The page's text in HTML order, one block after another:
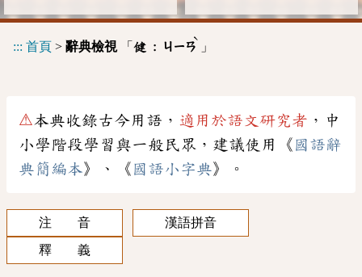
::: 首頁 > 辭典檢視「 健 : ㄐㄧㄢ
ˋ
」
⚠本典收錄古今用語， 適用於語文研究者 ，中
小學階段學習與一般民眾，建議使用《 國語辭
典簡編本》、《 國語小字典》。
注 音
漢語拼音
釋 義